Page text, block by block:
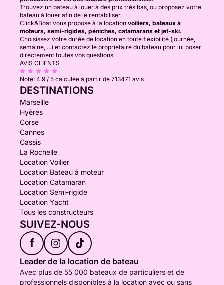
Trouvez un bateau à louer à des prix très bas, ou proposez votre
bateau à louer afin de le rentabiliser.
Click&Boat vous propose à la location voiliers, bateaux à
moteurs, semi-rigides, péniches, catamarans et jet-ski.
Choisissez votre durée de location en toute flexibilité (journée,
semaine, ...) et contactez le propriétaire du bateau pour lui poser
directement toutes vos questions.
AVIS CLIENTS
Note: 4.9 / 5 calculée à partir de 713471 avis
DESTINATIONS
Marseille
Hyères
Corse
Cannes
Cassis
La Rochelle
Location Voilier
Location Bateau à moteur
Location Catamaran
Location Semi-rigide
Location Yacht
Tous les constructeurs
SUIVEZ-NOUS
f
Leader de la location de bateau
Avec plus de 55 000 bateaux de particuliers et de
professionnels disponibles à la location avec ou sans